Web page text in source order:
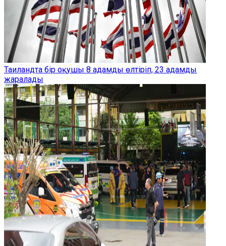
Таиландта бір оқушы 8 адамды өлтіріп, 23 адамды
жаралады